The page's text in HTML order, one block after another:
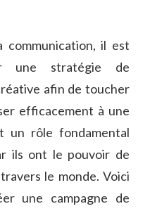
communication, il est
une stratégie⁤ de
afin de toucher
efficacement ⁢à une
un rôle fondamental
ils ont le pouvoir​ de
le monde. Voici
une campagne de​